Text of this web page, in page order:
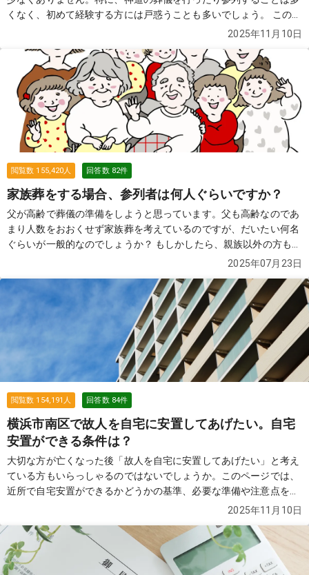
くなく、初めて経験する方には戸惑うことも多いでしょう。 この質
問では、神式の葬儀の特徴や手順、マナーについて詳しく解説しま
2025年11月10日
閲覧数 155,420人 回答数 82件
家族葬をする場合、参列者は何人ぐらいですか？
父が高齢で葬儀の準備をしようと思っています。父も高齢なのであ
まり人数をおおくせず家族葬を考えているのですが、だいたい何名
ぐらいが一般的なのでしょうか？ もしかしたら、親族以外の方も参
列する可能性があります。 その場合は、お断りした方がよろしいで
2025年07月23日
閲覧数 154,191 人 回答数 84件
横浜市南区で故人を自宅に安置してあげたい。自宅
安置ができる条件は？
大切な方が亡くなった後「故人を自宅に安置してあげたい」と考え
ている方もいらっしゃるのではないでしょうか。このページでは、
近所で自宅安置ができるかどうかの基準、必要な準備や注意点を解
2025年11月10日